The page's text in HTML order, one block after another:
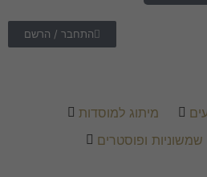
התחבר / הרשם
מיתוג למוסדות
שמשוניות ופוסטרים